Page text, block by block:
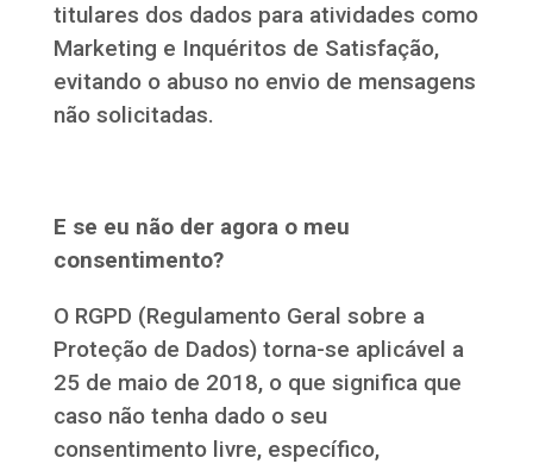
titulares dos dados para atividades como
Marketing e Inquéritos de Satisfação,
evitando o abuso no envio de mensagens
não solicitadas.
E se eu não der agora o meu
consentimento?
O RGPD (Regulamento Geral sobre a
Proteção de Dados) torna-se aplicável a
25 de maio de 2018, o que significa que
caso não tenha dado o seu
consentimento livre, específico,